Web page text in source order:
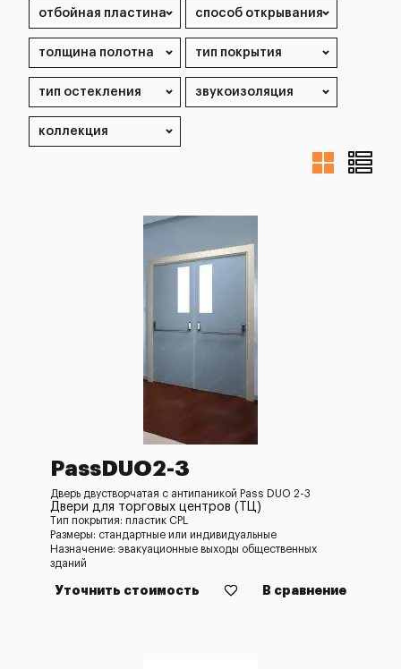
PassDUO2-3
Дверь двустворчатая с антипаникой Pass DUO 2-3
Двери для торговых центров (ТЦ)
Тип покрытия: пластик CPL
Размеры: стандартные или индивидуальные
Назначение: эвакуационные выходы общественных
зданий
Уточнить стоимость В сравнение